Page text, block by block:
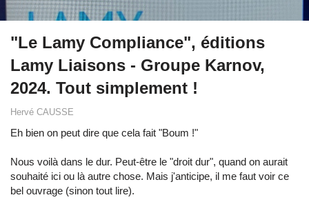
"Le Lamy Compliance", éditions
Lamy Liaisons - Groupe Karnov,
2024. Tout simplement !
Hervé CAUSSE
Eh bien on peut dire que cela fait "Boum !"
Nous voilà dans le dur. Peut-être le "droit dur", quand on aurait
souhaité ici ou là autre chose. Mais j'anticipe, il me faut voir ce
bel ouvrage (sinon tout lire).